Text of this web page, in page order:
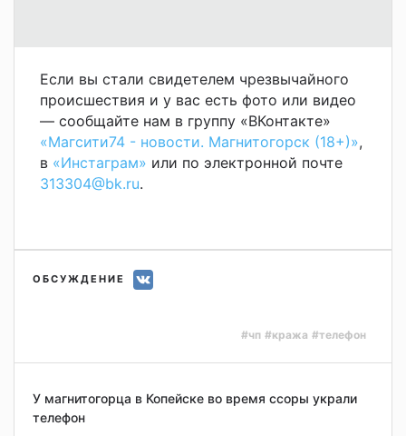
Если вы стали свидетелем чрезвычайного
происшествия и у вас есть фото или видео
— сообщайте нам в группу «ВКонтакте»
«Магсити74 - новости. Магнитогорск (18+)»,
в «Инстаграм» или по электронной почте
313304@bk.ru.
ОБСУЖДЕНИЕ
#чп #кража #телефон
У магнитогорца в Копейске во время ссоры украли
телефон